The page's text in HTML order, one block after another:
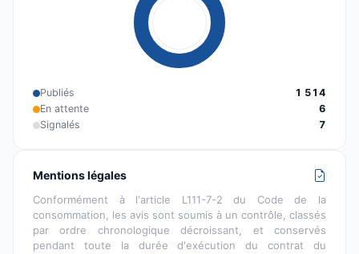
Publiés
1 514
En attente
6
Signalés
7
Mentions légales
Conformément à l'article L111-7-2 du Code de la
consommation, les avis sont soumis à un contrôle, classés
par ordre chronologique décroissant, et conservés
pendant toute la durée d'exécution du contrat du